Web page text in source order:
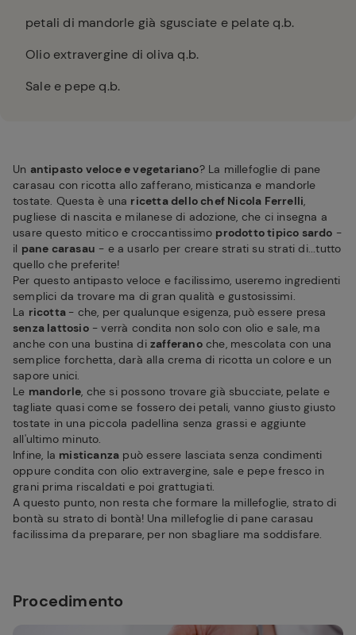
petali di mandorle già sgusciate e pelate q.b.
Olio extravergine di oliva q.b.
Sale e pepe q.b.
Un antipasto veloce e vegetariano? La millefoglie di pane
carasau con ricotta allo zafferano, misticanza e mandorle
tostate. Questa è una ricetta dello chef Nicola Ferrelli,
pugliese di nascita e milanese di adozione, che ci insegna a
usare questo mitico e croccantissimo prodotto tipico sardo -
il pane carasau - e a usarlo per creare strati su strati di...tutto
quello che preferite!
Per questo antipasto veloce e facilissimo, useremo ingredienti
semplici da trovare ma di gran qualità e gustosissimi.
La ricotta - che, per qualunque esigenza, può essere presa
senza lattosio- verrà condita non solo con olio e sale, ma
anche con una bustina di zafferanoche, mescolata con una
semplice forchetta, darà alla crema di ricotta un colore e un
sapore unici.
Le mandorle, che si possono trovare già sbucciate, pelate e
tagliate quasi come se fossero dei petali, vanno giusto giusto
tostate in una piccola padellina senza grassi e aggiunte
all'ultimo minuto.
Infine, la misticanza può essere lasciata senza condimenti
oppure condita con olio extravergine, sale e pepe fresco in
grani prima riscaldati e poi grattugiati.
A questo punto, non resta che formare la millefoglie, strato di
bontà su strato di bontà! Una millefoglie di pane carasau
facilissima da preparare, per non sbagliare ma soddisfare.
Procedimento